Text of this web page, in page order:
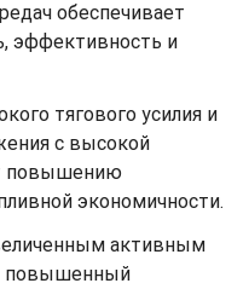
обеспечивает
эффективность и
тягового усилия и
с высокой
повышению
экономичности.
активным
повышенный